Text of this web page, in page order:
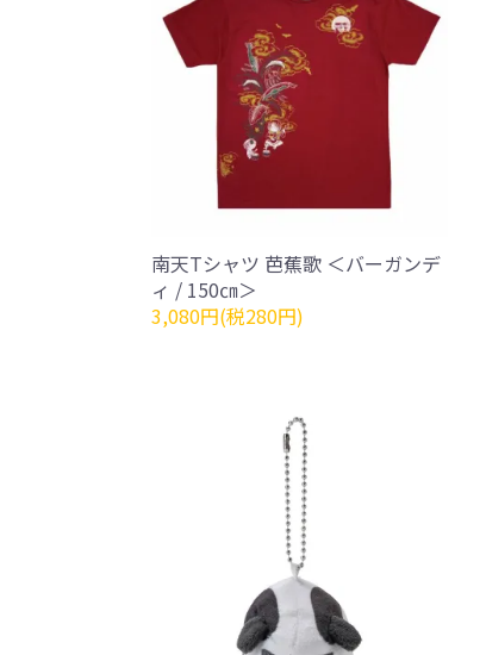
南天Tシャツ 芭蕉歌 ＜バーガンデ
ィ / 150㎝＞
3,080円(税280円)